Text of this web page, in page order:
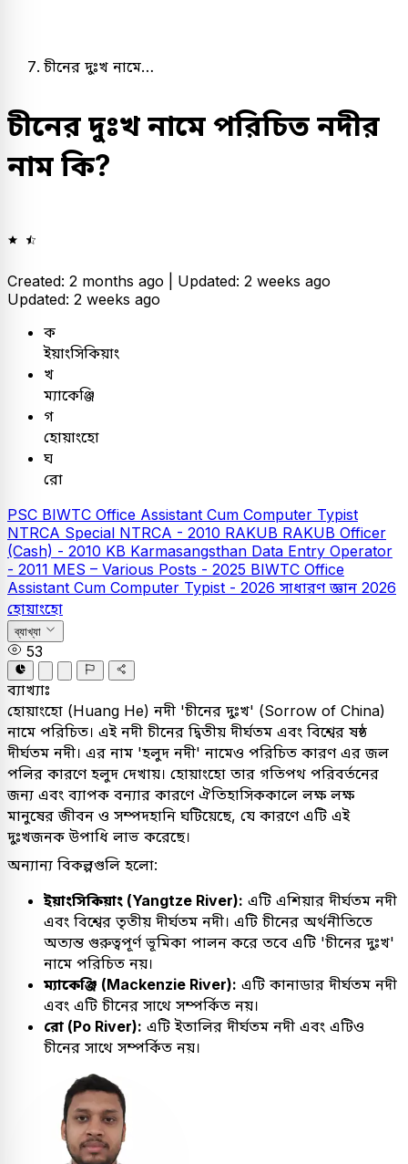
চীনের দুঃখ নামে…
চীনের দুঃখ নামে পরিচিত নদীর
নাম কি?
Created: 2 months ago | Updated: 2 weeks ago
Updated: 2 weeks ago
ক
ইয়াংসিকিয়াং
খ
ম্যাকেঞ্জি
গ
হোয়াংহো
ঘ
রো
PSC BIWTC Office Assistant Cum Computer Typist
NTRCA Special NTRCA - 2010 RAKUB RAKUB Officer
(Cash) - 2010 KB Karmasangsthan Data Entry Operator
- 2011 MES – Various Posts - 2025 BIWTC Office
Assistant Cum Computer Typist - 2026 সাধারণ জ্ঞান 2026
হোয়াংহো
ব্যাখ্যা
53
ব্যাখ্যাঃ
হোয়াংহো (Huang He) নদী 'চীনের দুঃখ' (Sorrow of China)
নামে পরিচিত। এই নদী চীনের দ্বিতীয় দীর্ঘতম এবং বিশ্বের ষষ্ঠ
দীর্ঘতম নদী। এর নাম 'হলুদ নদী' নামেও পরিচিত কারণ এর জল
পলির কারণে হলুদ দেখায়। হোয়াংহো তার গতিপথ পরিবর্তনের
জন্য এবং ব্যাপক বন্যার কারণে ঐতিহাসিককালে লক্ষ লক্ষ
মানুষের জীবন ও সম্পদহানি ঘটিয়েছে, যে কারণে এটি এই
দুঃখজনক উপাধি লাভ করেছে।
অন্যান্য বিকল্পগুলি হলো:
ইয়াংসিকিয়াং (Yangtze River): এটি এশিয়ার দীর্ঘতম নদী
এবং বিশ্বের তৃতীয় দীর্ঘতম নদী। এটি চীনের অর্থনীতিতে
অত্যন্ত গুরুত্বপূর্ণ ভূমিকা পালন করে তবে এটি 'চীনের দুঃখ'
নামে পরিচিত নয়।
ম্যাকেঞ্জি (Mackenzie River): এটি কানাডার দীর্ঘতম নদী
এবং এটি চীনের সাথে সম্পর্কিত নয়।
রো (Po River): এটি ইতালির দীর্ঘতম নদী এবং এটিও
চীনের সাথে সম্পর্কিত নয়।